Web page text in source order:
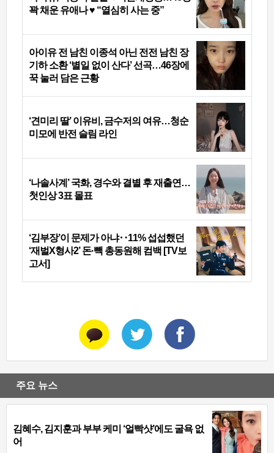
꽉 채운 유애나 ♥ “열심히 사는 중”
아이유 전 남친 이종석 아닌 전전 남친 장
기하 소환 ‘별일 없이 산다’ 선곡…46장에
꾹 눌러 담은 근황
‘견미리 딸’ 이유비, 금수저의 여유…청순
미모에 반전 슬림 라인
‘나솔사계’ 국화, 경수와 결별 후 재출연…
첫인상 3표 몰표
‘김부장’이 문제가 아냐‥11% 섭섭했던
‘재벌X형사2’ 돈·빽 총동원해 컴백 [TV보
고서]
주요 뉴스
김혜수, 김지훈과 부부 케미 ‘얼빡샷’에도 굴욕 없
어